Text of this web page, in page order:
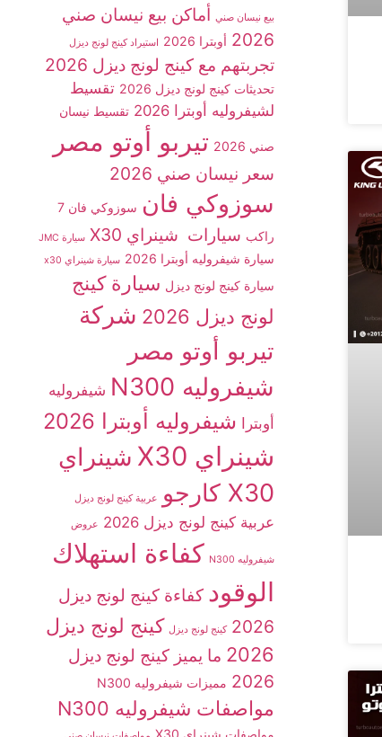
بيع نيسان صني أماكن بيع نيسان صني
2026 أوبترا 2026 استيراد كينج لونج ديزل
تجربتهم مع كينج لونج ديزل 2026
تحديثات كينج لونج ديزل 2026
تقسيط
لشيفروليه أوبترا 2026
تقسيط نيسان
صني 2026 تيربو أوتو مصر
سعر نيسان صني 2026
سوزوكي فان
سوزوكي فان 7
راكب سيارات شينراي X30 سيارة JMC
سيارة شيفروليه أوبترا 2026 سيارة شينراي x30
سيارة كينج لونج ديزل سيارة كينج
لونج ديزل 2026
شركة
تيربو أوتو مصر
شيفروليه N300
شيفروليه
أوبترا شيفروليه أوبترا 2026
شينراي X30
شينراي
X30 كارجو
عربية كينج لونج ديزل
عربية كينج لونج ديزل 2026 عروض
شيفروليه N300
كفاءة استهلاك
الوقود كفاءة كينج لونج ديزل
2026 كينج لونج ديزل كينج لونج ديزل
2026 ما يميز كينج لونج ديزل
2026 مميزات شيفروليه N300
مواصفات شيفروليه N300
مواصفات شينراي X30